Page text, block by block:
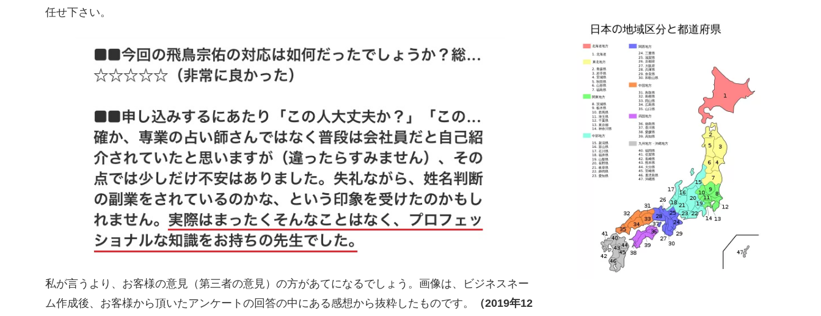
任せ下さい。
私が言うより、お客様の意見（第三者の意見）の方があてになるでしょう。画像は、ビジネスネー
ム作成後、お客様から頂いたアンケートの回答の中にある感想から抜粋したものです。
（2019年12